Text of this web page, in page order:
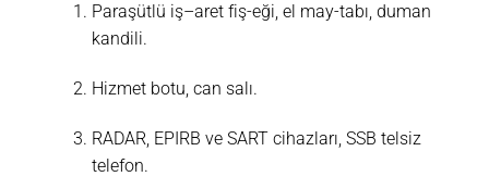
Paraşütlü iş–aret fiş-eği, el may-tabı, duman
kandili.
Hizmet botu, can salı.
RADAR, EPIRB ve SART cihazları, SSB telsiz
telefon.